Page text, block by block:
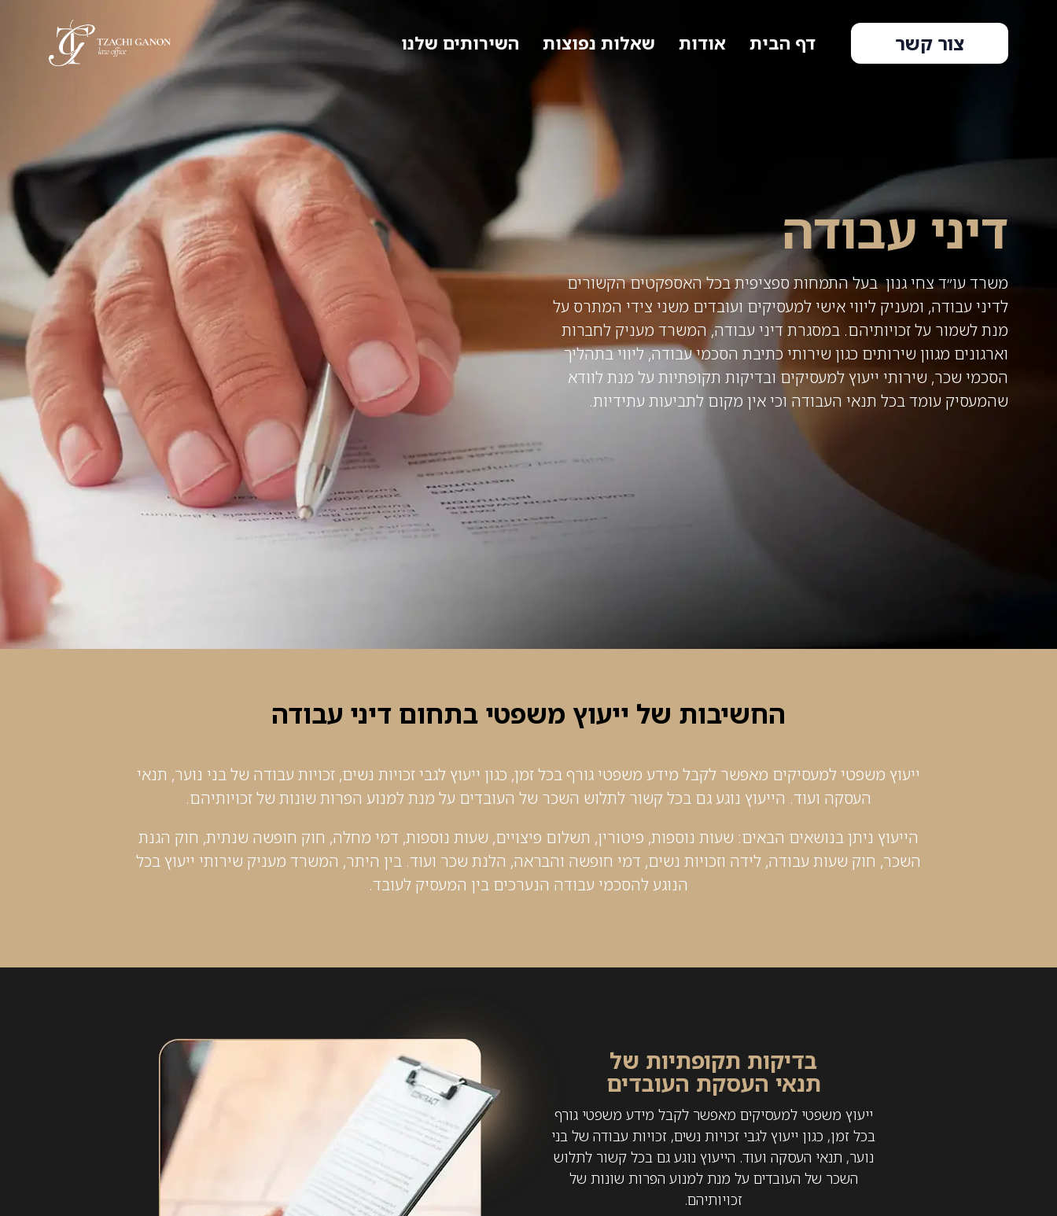
השירותים שלנו שאלות נפוצות אודות דף הבית צור קשר
דיני עבודה
משרד עו״ד צחי גנון בעל התמחות ספציפית בכל האספקטים הקשורים
לדיני עבודה, ומעניק ליווי אישי למעסיקים ועובדים משני צידי המתרס על
מנת לשמור על זכויותיהם. במסגרת דיני עבודה, המשרד מעניק לחברות
וארגונים מגוון שירותים כגון שירותי כתיבת הסכמי עבודה, ליווי בתהליך
הסכמי שכר, שירותי ייעוץ למעסיקים ובדיקות תקופתיות על מנת לוודא
שהמעסיק עומד בכל תנאי העבודה וכי אין מקום לתביעות עתידיות.
החשיבות של ייעוץ משפטי בתחום דיני עבודה
ייעוץ משפטי למעסיקים מאפשר לקבל מידע משפטי גורף בכל זמן, כגון ייעוץ לגבי זכויות נשים, זכויות עבודה של בני נוער, תנאי
העסקה ועוד. הייעוץ נוגע גם בכל קשור לתלוש השכר של העובדים על מנת למנוע הפרות שונות של זכויותיהם.
הייעוץ ניתן בנושאים הבאים: שעות נוספות, פיטורין, תשלום פיצויים, שעות נוספות, דמי מחלה, חוק חופשה שנתית, חוק הגנת
השכר, חוק שעות עבודה, לידה וזכויות נשים, דמי חופשה והבראה, הלנת שכר ועוד. בין היתר, המשרד מעניק שירותי ייעוץ בכל
הנוגע להסכמי עבודה הנערכים בין המעסיק לעובד.
בדיקות תקופתיות של
תנאי העסקת העובדים
ייעוץ משפטי למעסיקים מאפשר לקבל מידע משפטי גורף
בכל זמן, כגון ייעוץ לגבי זכויות נשים, זכויות עבודה של בני
נוער, תנאי העסקה ועוד. הייעוץ נוגע גם בכל קשור לתלוש
השכר של העובדים על מנת למנוע הפרות שונות של
זכויותיהם.